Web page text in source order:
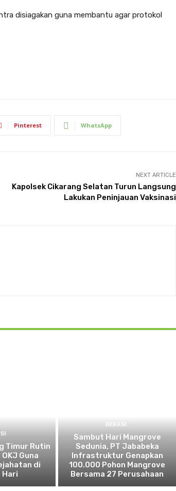
disiagakan guna membantu agar protokol
Pinterest WhatsApp
NEXT ARTICLE
Kapolsek Cikarang Selatan Turun Langsung
Lakukan Peninjauan Vaksinasi
Timur Rutin
Guna
di
Hari
BEKASI
Sambut Hari Mangrove
Sedunia, PT Jababeka
Infrastruktur Genapkan
100.000 Pohon Mangrove
Bersama 27 Perusahaan